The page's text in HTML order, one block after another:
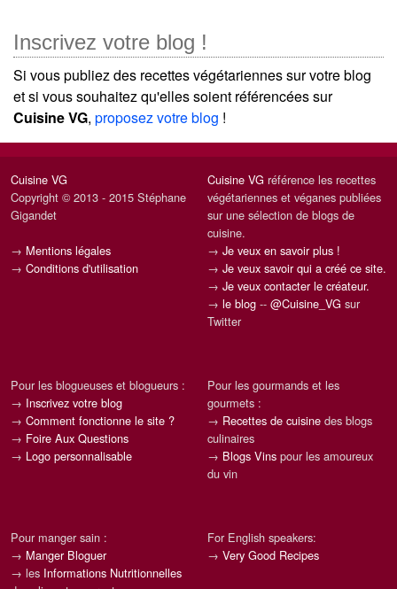
Inscrivez votre blog !
Si vous publiez des recettes végétariennes sur votre blog
et si vous souhaitez qu'elles soient référencées sur
Cuisine VG, proposez votre blog !
Cuisine VG
Copyright © 2013 - 2015 Stéphane
Gigandet
→ Mentions légales
→ Conditions d'utilisation
Cuisine VG référence les recettes
végétariennes et véganes publiées
sur une sélection de blogs de
cuisine.
→ Je veux en savoir plus !
→ Je veux savoir qui a créé ce site.
→ Je veux contacter le créateur.
→ le blog -- @Cuisine_VG sur
Twitter
Pour les blogueuses et blogueurs :
→ Inscrivez votre blog
→ Comment fonctionne le site ?
→ Foire Aux Questions
→ Logo personnalisable
Pour les gourmands et les
gourmets :
→ Recettes de cuisine des blogs
culinaires
→ Blogs Vins pour les amoureux
du vin
Pour manger sain :
→ Manger Bloguer
→ les Informations Nutritionnelles
For English speakers:
→ Very Good Recipes